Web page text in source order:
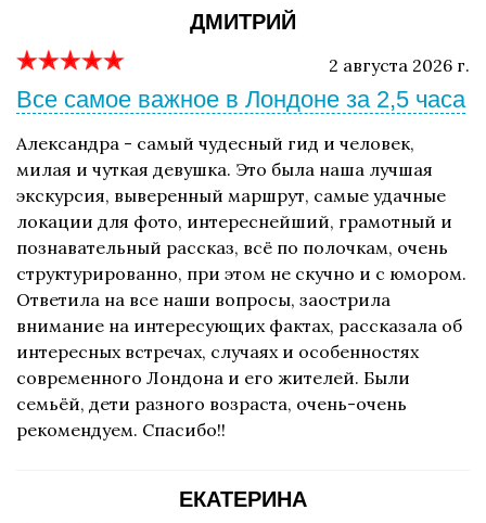
ДМИТРИЙ
2 августа 2026 г.
Все самое важное в Лондоне за 2,5 часа
Александра - самый чудесный гид и человек,
милая и чуткая девушка. Это была наша лучшая
экскурсия, выверенный маршрут, самые удачные
локации для фото, интереснейший, грамотный и
познавательный рассказ, всё по полочкам, очень
структурированно, при этом не скучно и с юмором.
Ответила на все наши вопросы, заострила
внимание на интересующих фактах, рассказала об
интересных встречах, случаях и особенностях
современного Лондона и его жителей. Были
семьёй, дети разного возраста, очень-очень
рекомендуем. Спасибо!!
ЕКАТЕРИНА